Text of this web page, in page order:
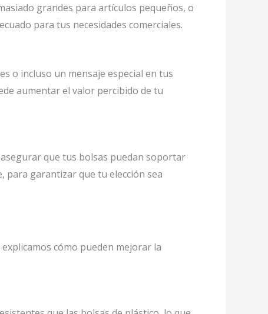
grandes para artículos pequeños, o
para tus necesidades comerciales.
o incluso un mensaje especial en tus
aumentar el valor percibido de tu
que tus bolsas puedan soportar
para garantizar que tu elección sea
cómo pueden mejorar la